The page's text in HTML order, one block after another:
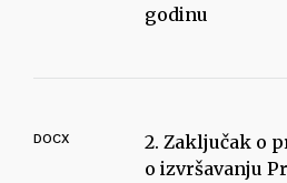
godinu
DOCX
2. Zaključak o
o izvršavanju